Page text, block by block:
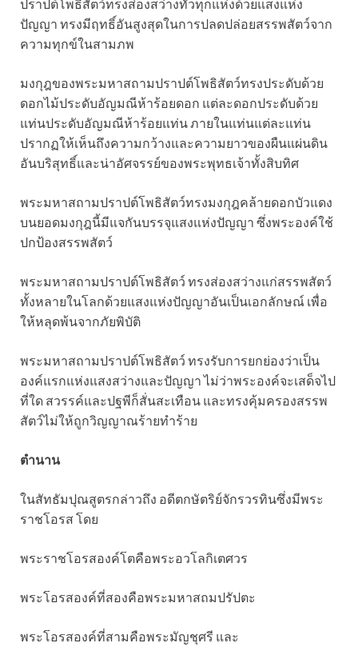
ปราปต์โพธิสัตว์ทรงส่องสว่างทั่วทุกแห่งด้วยแสงแห่ง
ปัญญา ทรงมีฤทธิ์อันสูงสุดในการปลดปล่อยสรรพสัตว์จาก
ความทุกข์ในสามภพ
มงกุฎของพระมหาสถามปราปต์โพธิสัตว์ทรงประดับด้วย
ดอกไม้ประดับอัญมณีห้าร้อยดอก แต่ละดอกประดับด้วย
แท่นประดับอัญมณีห้าร้อยแท่น ภายในแท่นแต่ละแท่น
ปรากฏให้เห็นถึงความกว้างและความยาวของผืนแผ่นดิน
อันบริสุทธิ์และน่าอัศจรรย์ของพระพุทธเจ้าทั้งสิบทิศ
พระมหาสถามปราปต์โพธิสัตว์ทรงมงกุฎคล้ายดอกบัวแดง
บนยอดมงกุฎนี้มีแจกันบรรจุแสงแห่งปัญญา ซึ่งพระองค์ใช้
ปกป้องสรรพสัตว์
พระมหาสถามปราปต์โพธิสัตว์ ทรงส่องสว่างแก่สรรพสัตว์
ทั้งหลายในโลกด้วยแสงแห่งปัญญาอันเป็นเอกลักษณ์ เพื่อ
ให้หลุดพ้นจากภัยพิบัติ
พระมหาสถามปราปต์โพธิสัตว์ ทรงรับการยกย่องว่าเป็น
องค์แรกแห่งแสงสว่างและปัญญา ไม่ว่าพระองค์จะเสด็จไป
ที่ใด สวรรค์และปฐพีก็สั่นสะเทือน และทรงคุ้มครองสรรพ
สัตว์ไม่ให้ถูกวิญญาณร้ายทำร้าย
ตำนาน
ในสัทธัมปุณสูตรกล่าวถึง อดีตกษัตริย์จักรวรทินซึ่งมีพระ
ราชโอรส โดย
พระราชโอรสองค์โตคือพระอวโลกิเตศวร
พระโอรสองค์ที่สองคือพระมหาสถมปรัปตะ
พระโอรสองค์ที่สามคือพระมัญชุศรี และ